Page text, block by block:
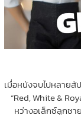
เมื่อหนังจบไปหลาย
“Red, White &
หว่างอเล็กซ์ลูกชา